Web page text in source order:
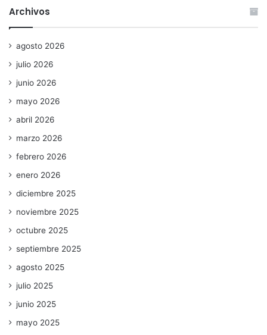
Archivos
agosto 2026
julio 2026
junio 2026
mayo 2026
abril 2026
marzo 2026
febrero 2026
enero 2026
diciembre 2025
noviembre 2025
octubre 2025
septiembre 2025
agosto 2025
julio 2025
junio 2025
mayo 2025